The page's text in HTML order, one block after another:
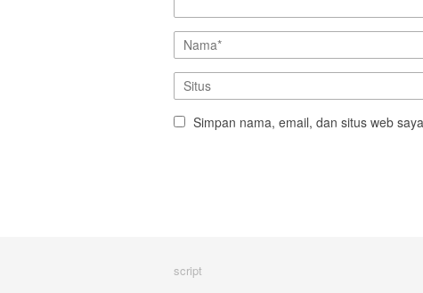
Simpan nama, email, dan situs web
script